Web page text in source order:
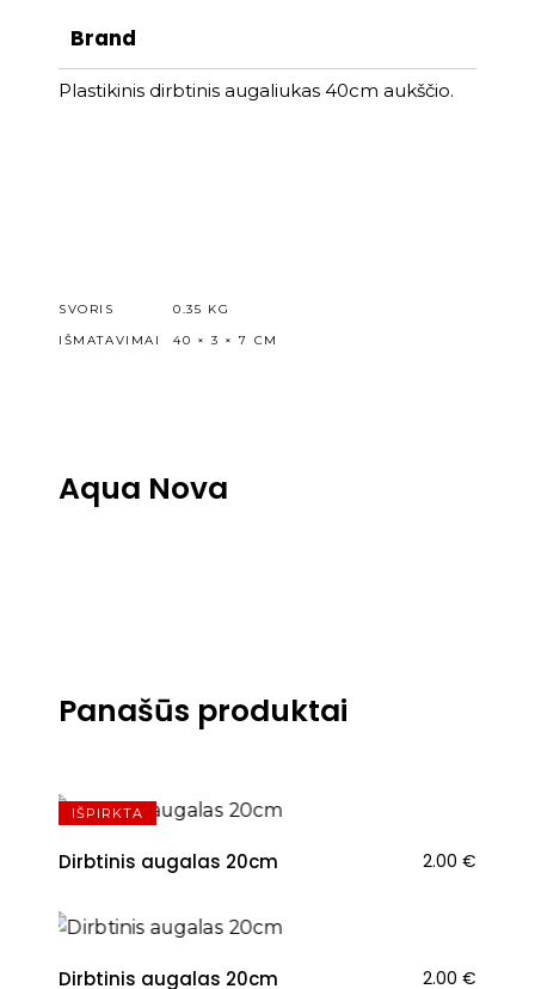
Brand
Plastikinis dirbtinis augaliukas 40cm aukščio.
SVORIS
0.35 KG
IŠMATAVIMAI
40 × 3 × 7 CM
Aqua Nova
Panašūs produktai
IŠPIRKTA
Dirbtinis augalas 20cm 2.00 €
Dirbtinis augalas 20cm 2.00 €